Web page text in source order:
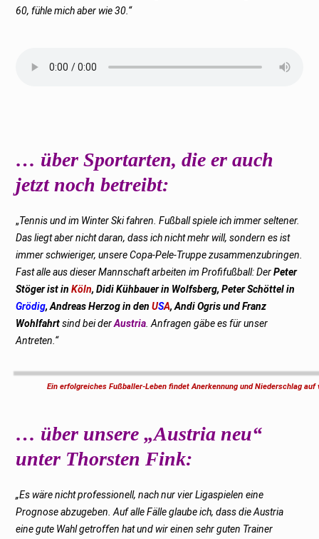
60, fühle mich aber wie 30.“
… über Sportarten, die er auch
jetzt noch betreibt:
„Tennis und im Winter Ski fahren. Fußball spiele ich immer seltener.
Das liegt aber nicht daran, dass ich nicht mehr will, sondern es ist
immer schwieriger, unsere Copa-Pele-Truppe zusammenzubringen.
Fast alle aus dieser Mannschaft arbeiten im Profifußball: DerPeter
Stöger ist inKöln, Didi Kühbauer in Wolfsberg, Peter Schöttel in
Grödig, Andreas Herzog in denUSA, Andi Ogris und Franz
Wohlfahrtsind bei derAustria . Anfragen gäbe es für unser
Antreten.“
Ein erfolgreiches Fußballer-Leben findet Anerkennung und Niederschlag auf
… über unsere „Austria neu“
unter Thorsten Fink:
„Es wäre nicht professionell, nach nur vier Ligaspielen eine
Prognose abzugeben. Auf alle Fälle glaube ich, dass die Austria
eine gute Wahl getroffen hat und wir einen sehr guten Trainer